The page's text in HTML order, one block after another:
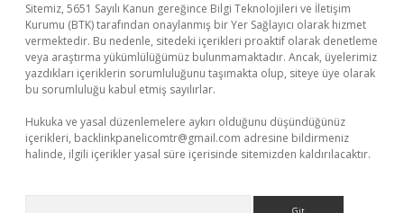
Sitemiz, 5651 Sayılı Kanun gereğince Bilgi Teknolojileri ve İletişim
Kurumu (BTK) tarafından onaylanmış bir Yer Sağlayıcı olarak hizmet
vermektedir. Bu nedenle, sitedeki içerikleri proaktif olarak denetleme
veya araştırma yükümlülüğümüz bulunmamaktadır. Ancak, üyelerimiz
yazdıkları içeriklerin sorumluluğunu taşımakta olup, siteye üye olarak
bu sorumluluğu kabul etmiş sayılırlar.
Hukuka ve yasal düzenlemelere aykırı olduğunu düşündüğünüz
içerikleri, backlinkpanelicomtr@gmail.com adresine bildirmeniz
halinde, ilgili içerikler yasal süre içerisinde sitemizden kaldırılacaktır.